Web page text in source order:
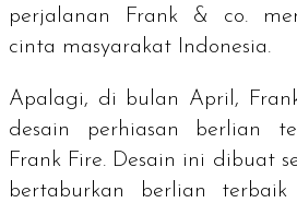
perjalanan Frank & co.
cinta masyarakat Indonesia.
Apalagi, di bulan April,
desain perhiasan berlian
Frank Fire. Desain ini dibuat
bertaburkan berlian